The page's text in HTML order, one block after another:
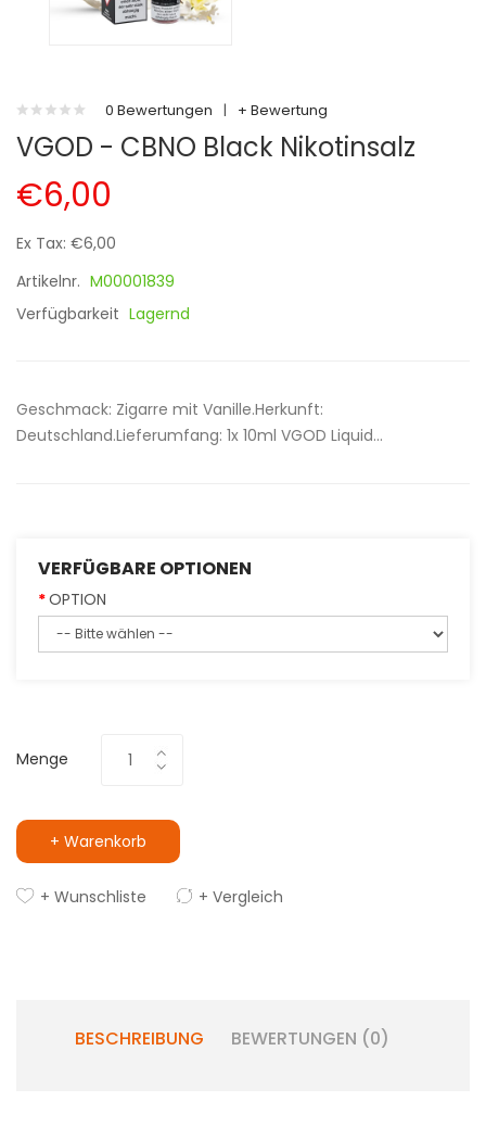
0 Bewertungen | + Bewertung
VGOD - CBNO Black Nikotinsalz
€6,00
Ex Tax: €6,00
Artikelnr. M00001839
Verfügbarkeit Lagernd
Geschmack: Zigarre mit Vanille.Herkunft:
Deutschland.Lieferumfang: 1x 10ml VGOD Liquid...
VERFÜGBARE OPTIONEN
OPTION
Menge
+ Warenkorb
+ Wunschliste + Vergleich
BESCHREIBUNG BEWERTUNGEN (0)